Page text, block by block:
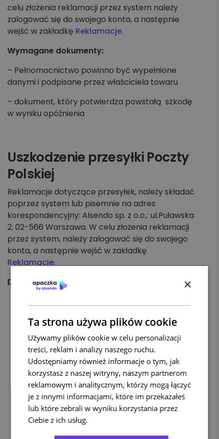
celu złożenia reklamacji przez system należy
zalogować się do swojego konta, a następnie
wejść w zakładkę Reklamacje.
Wymagane dokumenty:
– Pełnomocnictwo powinno być wypełnione
danymi i podpisane przez właściciela towaru
– dokument, który potwierdza powstałą szkodę
w wyniku opóźnienia
Uszkodzenie przesyłki Poczty
Polskiej
Reklamacje dotyczące przesyłek, należy składać
poprzez system lub pisemnie na adres
korespondencyjny: Alsendo sp. z o.o.; ul.Puławska
2; 02-566 Warszawa. W celu złożenia reklamacji
przez system, należy zalogować się do swojego
konta, a następnie wejść w zakładkę
Reklamacje.
Do zgłoszenia niezbędne są:
dokument potwierdzający wartość towaru
(umowa kupna/ sprzedaży; faktura/
paragon fiskalny),
protokół szkody Poczty Polskiej (egzemplarz
należący do poszkodowanego). W
przypadku przesyłek krajowych protokół
szkody jest wymagany.
pełnomocnictwo – uzupełnione przez
właściciela przesyłki. Wzór i wskazówki, jak
×
Ta strona używa plików cookie
Używamy plików cookie w celu personalizacji
treści, reklam i analizy naszego ruchu.
Udostępniamy również informacje o tym, jak
korzystasz z naszej witryny, naszym partnerom
reklamowym i analitycznym, którzy mogą łączyć
je z innymi informacjami, które im przekazałeś
lub które zebrali w wyniku korzystania przez
Ciebie z ich usług.